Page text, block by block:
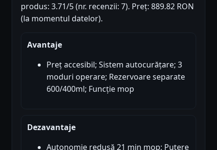
produs: 3.71/5 (nr. recenzii: 7). Preț: 889.82 RON
(la momentul datelor).
Avantaje
Preț accesibil; Sistem autocurățare; 3
moduri operare; Rezervoare separate
600/400ml; Funcție mop
Dezavantaje
Autonomie redusă 21 min mop; Putere